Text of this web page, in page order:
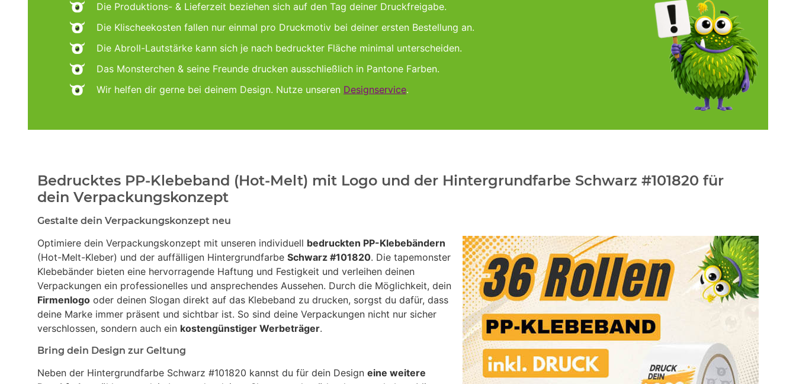
Die Produktions- & Lieferzeit beziehen sich auf den Tag deiner Druckfreigabe.
Die Klischeekosten fallen nur einmal pro Druckmotiv bei deiner ersten Bestellung an.
Die Abroll-Lautstärke kann sich je nach bedruckter Fläche minimal unterscheiden.
Das Monsterchen & seine Freunde drucken ausschließlich in Pantone Farben.
Wir helfen dir gerne bei deinem Design. Nutze unseren Designservice.
Bedrucktes PP-Klebeband (Hot-Melt) mit Logo und der Hintergrundfarbe Schwarz #101820 für
dein Verpackungskonzept
Gestalte dein Verpackungskonzept neu
Optimiere dein Verpackungskonzept mit unseren individuell bedruckten PP-Klebebändern
(Hot-Melt-Kleber) und der auffälligen Hintergrundfarbe Schwarz #101820. Die tapemonster
Klebebänder bieten eine hervorragende Haftung und Festigkeit und verleihen deinen
Verpackungen ein professionelles und ansprechendes Aussehen. Durch die Möglichkeit, dein
Firmenlogo oder deinen Slogan direkt auf das Klebeband zu drucken, sorgst du dafür, dass
deine Marke immer präsent und sichtbar ist. So sind deine Verpackungen nicht nur sicher
verschlossen, sondern auch ein kostengünstiger Werbeträger.
Bring dein Design zur Geltung
Neben der Hintergrundfarbe Schwarz #101820 kannst du für dein Design eine weitere